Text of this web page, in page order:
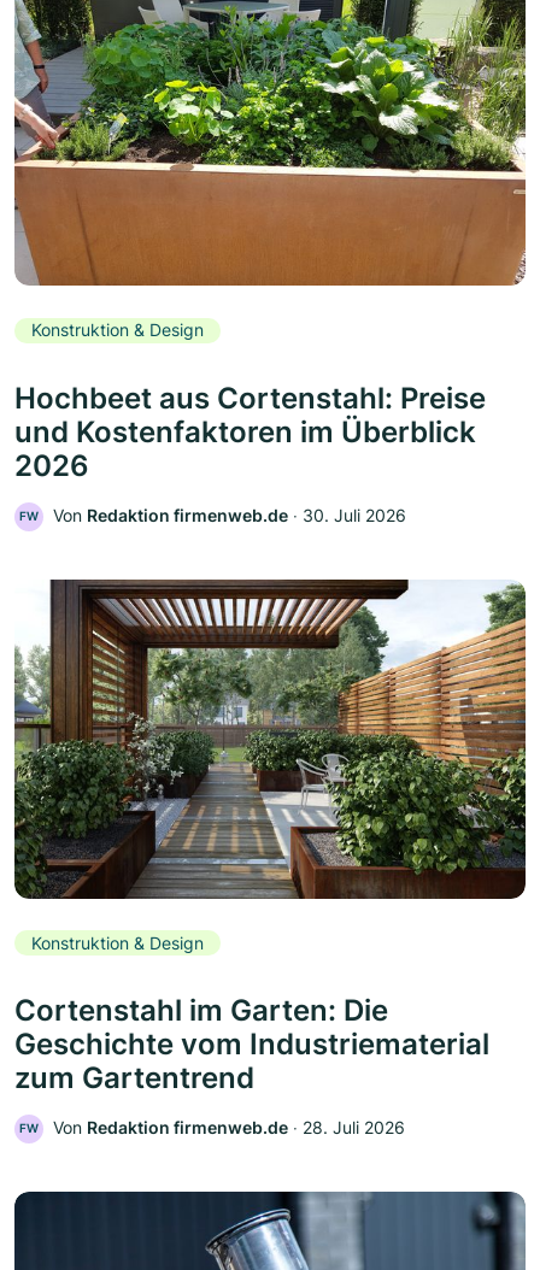
Konstruktion & Design
Hochbeet aus Cortenstahl: Preise
und Kostenfaktoren im Überblick
2026
FW Von Redaktion firmenweb.de ‧ 30. Juli 2026
Konstruktion & Design
Cortenstahl im Garten: Die
Geschichte vom Industriematerial
zum Gartentrend
FW Von Redaktion firmenweb.de ‧ 28. Juli 2026